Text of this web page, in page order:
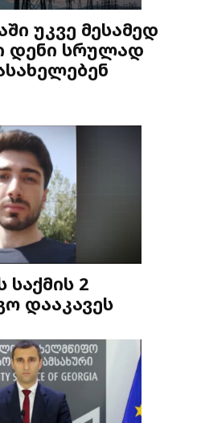
უკვე მესამედ
დენი სრულად
საქმის 2
დააკავეს